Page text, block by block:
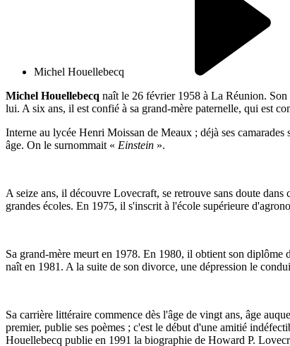
Michel Houellebecq
Michel Houellebecq naît le 26 février 1958 à La Réunion. Son
lui. A six ans, il est confié à sa grand-mère paternelle, qui est
Interne au lycée Henri Moissan de Meaux ; déjà ses
âge. On le surnommait « Einstein ».
A seize ans, il découvre Lovecraft, se retrouve sans doute dans
grandes écoles. En 1975, il s'inscrit à l'école supérieure
Sa grand-mère meurt en 1978. En 1980, il obtient son
naît en 1981. A la suite de son divorce, une dépression le
Sa carrière littéraire commence dès l'âge de vingt ans, âge
premier, publie ses poèmes ; c'est le début d'une amitié
Houellebecq publie en 1991 la biographie de Howard P.